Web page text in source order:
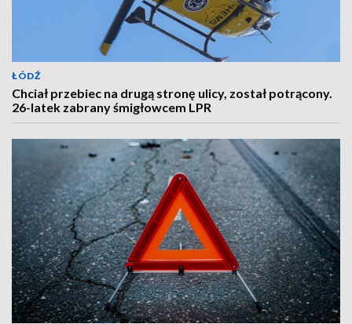
ŁÓDŹ
Chciał przebiec na drugą stronę ulicy, został potrącony.
26-latek zabrany śmigłowcem LPR